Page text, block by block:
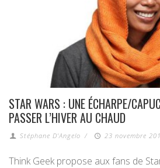
STAR WARS : UNE ÉCHARPE/
PASSER L’HIVER AU CHAUD
Stéphane D'Angelo / 23 novembre
Think Geek propose aux fans de